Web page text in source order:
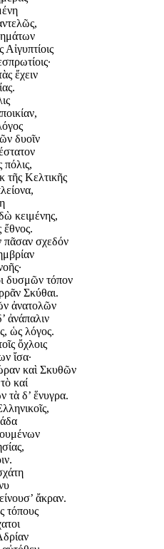
Αἰγυπτίοις
ἔχειν
δυοῖν
τῆς Κελτικῆς
κειμένης,
ἔθνος.
πᾶσαν σχεδόν
δυσμῶν τόπον
Σκύθαι.
ἀνατολῶν
ἀνάπαλιν
ὡς λόγος.
ὄχλοις
ἴσα·
καὶ Σκυθῶν
καί
τὰ δ’ ἕνυγρα.
ἄκραν.
τόπους